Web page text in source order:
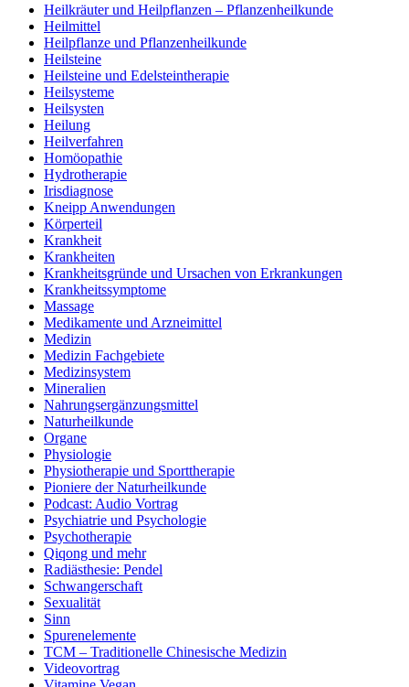
Heilkräuter und Heilpflanzen – Pflanzenheilkunde
Heilmittel
Heilpflanze und Pflanzenheilkunde
Heilsteine
Heilsteine und Edelsteintherapie
Heilsysteme
Heilsysten
Heilung
Heilverfahren
Homöopathie
Hydrotherapie
Irisdiagnose
Kneipp Anwendungen
Körperteil
Krankheit
Krankheiten
Krankheitsgründe und Ursachen von Erkrankungen
Krankheitssymptome
Massage
Medikamente und Arzneimittel
Medizin
Medizin Fachgebiete
Medizinsystem
Mineralien
Nahrungsergänzungsmittel
Naturheilkunde
Organe
Physiologie
Physiotherapie und Sporttherapie
Pioniere der Naturheilkunde
Podcast: Audio Vortrag
Psychiatrie und Psychologie
Psychotherapie
Qiqong und mehr
Radiästhesie: Pendel
Schwangerschaft
Sexualität
Sinn
Spurenelemente
TCM – Traditionelle Chinesische Medizin
Videovortrag